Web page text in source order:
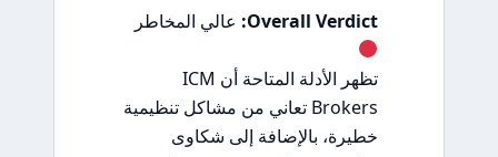
Overall Verdict: عالي المخاطر
تظهر الأدلة المتاحة أن ICM
Brokers تعاني من مشاكل تنظيمية
خطيرة، بالإضافة إلى شكاوى